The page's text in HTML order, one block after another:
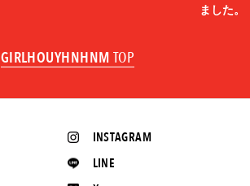
ました。
GIRLHOUYHNHNM TOP
INSTAGRAM
LINE